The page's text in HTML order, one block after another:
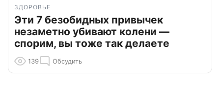
ЗДОРОВЬЕ
Эти 7 безобидных привычек
незаметно убивают колени —
спорим, вы тоже так делаете
139 Обсудить